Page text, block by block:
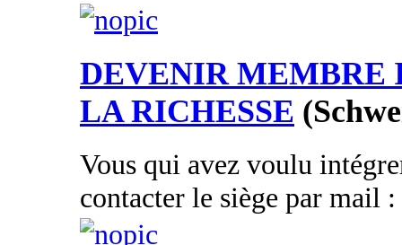
DEVENIR
LA RICHESSE
Vous qui avez voulu
contacter le siège par mail